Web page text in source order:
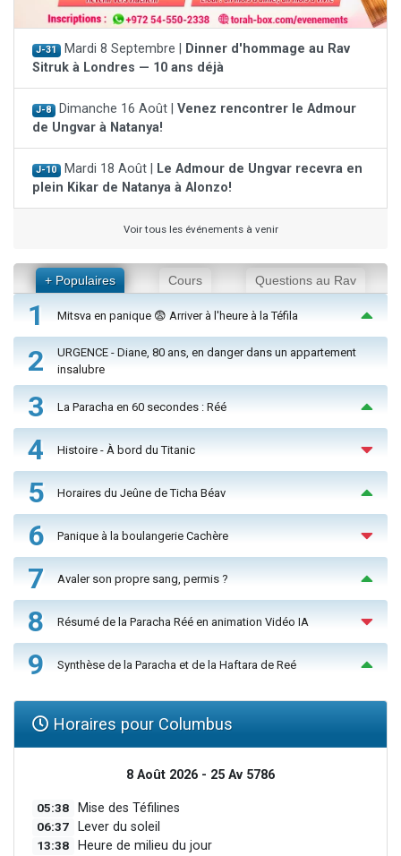
J-31 Mardi 8 Septembre | Dinner d'hommage au Rav
Sitruk à Londres — 10 ans déjà
J-8 Dimanche 16 Août | Venez rencontrer le Admour
de Ungvar à Natanya!
J-10 Mardi 18 Août | Le Admour de Ungvar recevra en
plein Kikar de Natanya à Alonzo!
Voir tous les événements à venir
+ Populaires Cours Questions au Rav
1 Mitsva en panique 😨 Arriver à l'heure à la Téfila
2
URGENCE - Diane, 80 ans, en danger dans un appartement
insalubre
3 La Paracha en 60 secondes : Réé
4 Histoire - À bord du Titanic
5 Horaires du Jeûne de Ticha Béav
6 Panique à la boulangerie Cachère
7 Avaler son propre sang, permis ?
8 Résumé de la Paracha Réé en animation Vidéo IA
9 Synthèse de la Paracha et de la Haftara de Reé
Horaires pour Columbus
8 Août 2026 - 25 Av 5786
05:38 Mise des Téfilines
06:37 Lever du soleil
13:38 Heure de milieu du jour